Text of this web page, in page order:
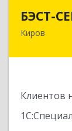
БЭСТ-
Киров
Клиентов